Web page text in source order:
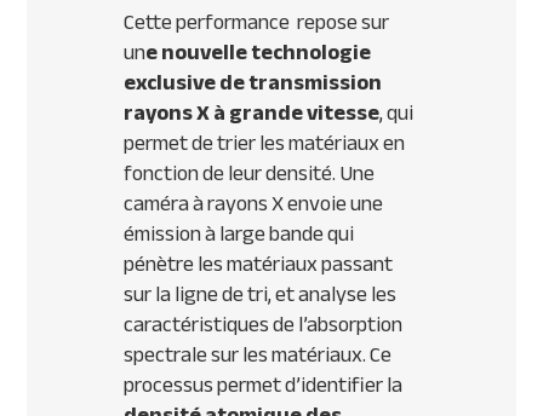
Cette performance repose sur
une nouvelle technologie
exclusive de transmission
rayons X à grande vitesse, qui
permet de trier les matériaux en
fonction de leur densité. Une
caméra à rayons X envoie une
émission à large bande qui
pénètre les matériaux passant
sur la ligne de tri, et analyse les
caractéristiques de l’absorption
spectrale sur les matériaux. Ce
processus permet d’identifier la